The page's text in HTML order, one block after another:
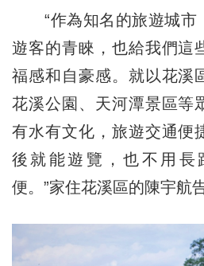
“作為知名的旅遊城市
遊客的青睞，也給我們這
福感和自豪感。就以花溪
花溪公園、天河潭景區等
有水有文化，旅遊交通便
後就能遊覽，也不用長
便。”家住花溪區的陳宇航